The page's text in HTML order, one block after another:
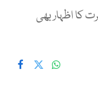
کا اظہار بھی